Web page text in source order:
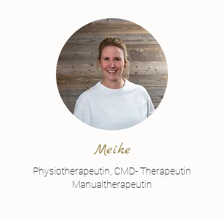
Meike
Physiotherapeutin, CMD- Therapeutin
Manualtherapeutin